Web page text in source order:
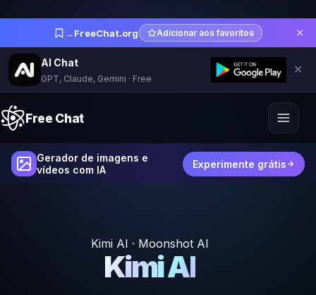
→ FreeChat.org Adicionar aos favoritos ✕
AI Chat
GPT, Claude, Gemini · Free
✕
Free Chat
Gerador de imagens e
vídeos com IA
Experimente grátis
Kimi AI · Moonshot AI
Kimi AI